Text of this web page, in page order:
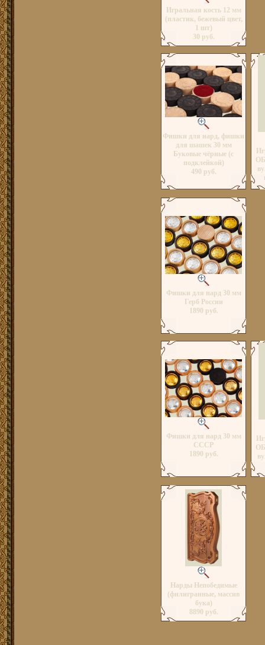
Игральная кость 12 мм
(пластик, бежевый цвет,
1 шт)
30 руб.
Фишки для нард, фишки
для шашек 30 мм
Буковые чёрные (с
подклейкой)
490 руб.
Фишки для нард 30 мм
Герб России
1890 руб.
Фишки для нард 30 мм
СССР
1890 руб.
Нарды Непобедимые
(филигранные, массив
бука)
8890 руб.